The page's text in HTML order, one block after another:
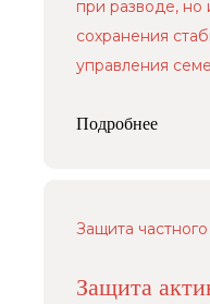
при разводе, но
сохранения
управления
Подробнее
Защита
Защита